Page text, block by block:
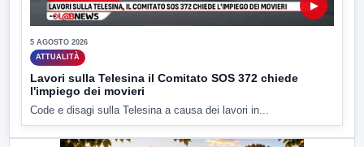
▶
5 AGOSTO 2026
ATTUALITÀ
Lavori sulla Telesina il Comitato SOS 372 chiede
l'impiego dei movieri
Code e disagi sulla Telesina a causa dei lavori in...